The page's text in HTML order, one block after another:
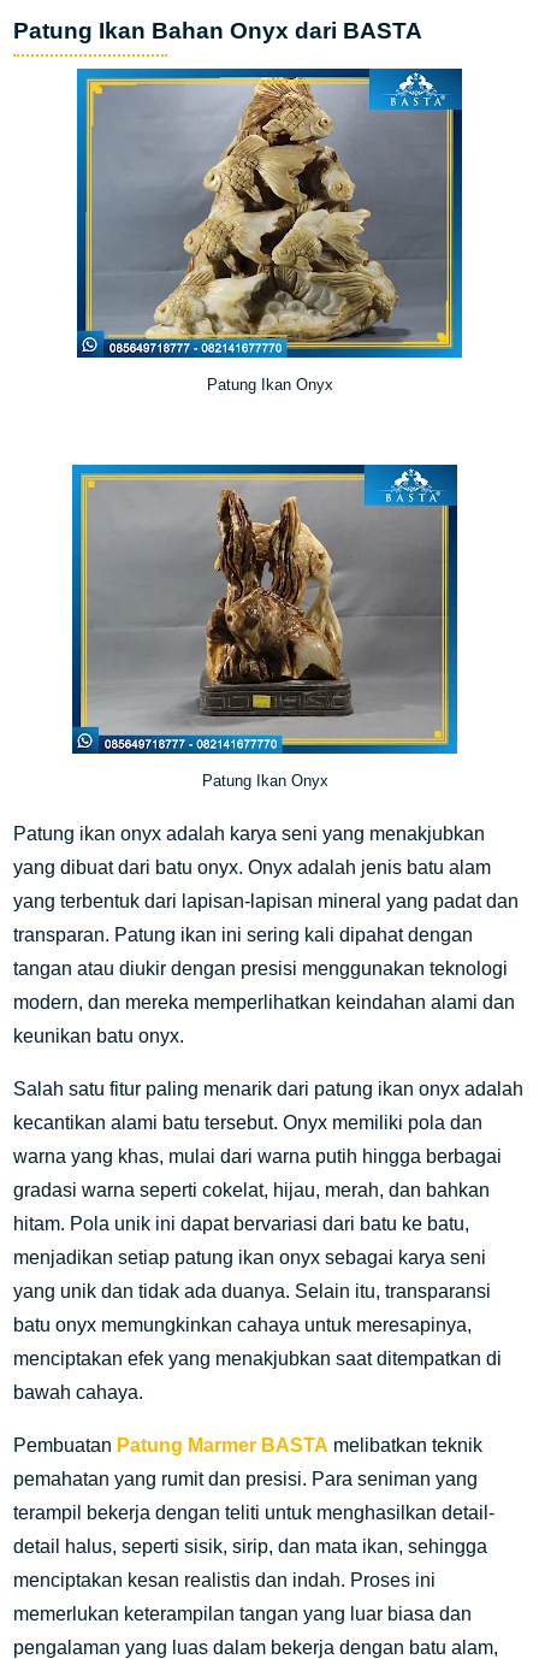
Patung Ikan Bahan Onyx dari BASTA
Patung Ikan Onyx
Patung Ikan Onyx
Patung ikan onyx adalah karya seni yang menakjubkan
yang dibuat dari batu onyx. Onyx adalah jenis batu alam
yang terbentuk dari lapisan-lapisan mineral yang padat dan
transparan. Patung ikan ini sering kali dipahat dengan
tangan atau diukir dengan presisi menggunakan teknologi
modern, dan mereka memperlihatkan keindahan alami dan
keunikan batu onyx.
Salah satu fitur paling menarik dari patung ikan onyx adalah
kecantikan alami batu tersebut. Onyx memiliki pola dan
warna yang khas, mulai dari warna putih hingga berbagai
gradasi warna seperti cokelat, hijau, merah, dan bahkan
hitam. Pola unik ini dapat bervariasi dari batu ke batu,
menjadikan setiap patung ikan onyx sebagai karya seni
yang unik dan tidak ada duanya. Selain itu, transparansi
batu onyx memungkinkan cahaya untuk meresapinya,
menciptakan efek yang menakjubkan saat ditempatkan di
bawah cahaya.
Pembuatan Patung Marmer BASTA melibatkan teknik
pemahatan yang rumit dan presisi. Para seniman yang
terampil bekerja dengan teliti untuk menghasilkan detail-
detail halus, seperti sisik, sirip, dan mata ikan, sehingga
menciptakan kesan realistis dan indah. Proses ini
memerlukan keterampilan tangan yang luar biasa dan
pengalaman yang luas dalam bekerja dengan batu alam,